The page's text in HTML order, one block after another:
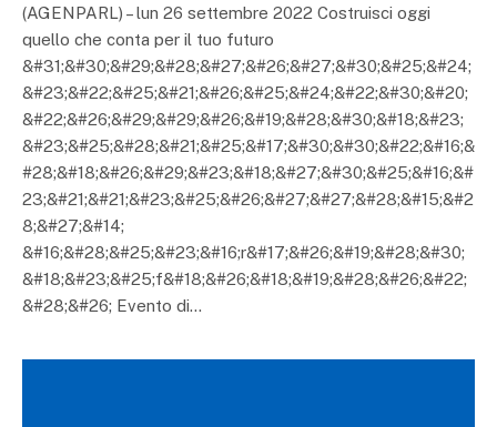
(AGENPARL) – lun 26 settembre 2022 Costruisci oggi
quello che conta per il tuo futuro
&#31;&#30;&#29;&#28;&#27;&#26;&#27;&#30;&#25;&#24;
&#23;&#22;&#25;&#21;&#26;&#25;&#24;&#22;&#30;&#20;
&#22;&#26;&#29;&#29;&#26;&#19;&#28;&#30;&#18;&#23;
&#23;&#25;&#28;&#21;&#25;&#17;&#30;&#30;&#22;&#16;&
#28;&#18;&#26;&#29;&#23;&#18;&#27;&#30;&#25;&#16;&#
23;&#21;&#21;&#23;&#25;&#26;&#27;&#27;&#28;&#15;&#2
8;&#27;&#14;
&#16;&#28;&#25;&#23;&#16;r&#17;&#26;&#19;&#28;&#30;
&#18;&#23;&#25;f&#18;&#26;&#18;&#19;&#28;&#26;&#22;
&#28;&#26; Evento di…